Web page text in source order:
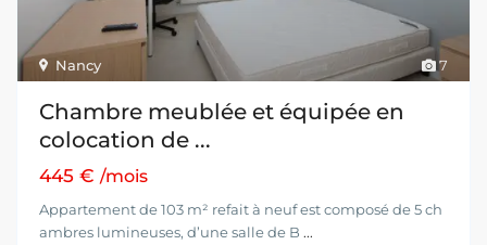
7
Nancy
Chambre meublée et équipée en
colocation de ...
445 €/mois
Appartement de 103 m² refait à neuf est composé de 5 ch
ambres lumineuses, d’une salle de B ...